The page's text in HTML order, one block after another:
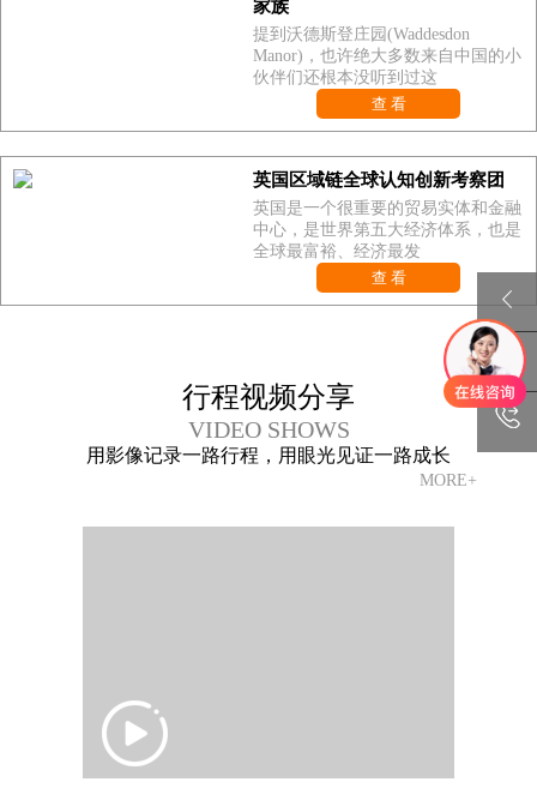
家族
提到沃德斯登庄园(Waddesdon
Manor)，也许绝大多数来自中国的小
伙伴们还根本没听到过这
查 看
英国区域链全球认知创新考察团
英国是一个很重要的贸易实体和金融
中心，是世界第五大经济体系，也是
全球最富裕、经济最发
查 看
行程视频分享
VIDEO SHOWS
用影像记录一路行程，用眼光见证一路成长
MORE+